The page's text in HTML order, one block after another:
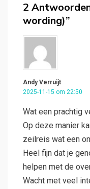
2
wording)”
Andy Verruijt
2025-11-15 om 22:50
Wat een prachtig
Op deze manier
zeilreis wat een
Heel fijn dat je
helpen met de
Wacht met veel